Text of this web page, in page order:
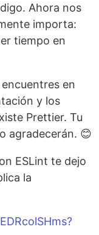
Ahora nos
importa:
tiempo en
en
y los
Prettier. Tu
agradecerán. 😊
ESLint te dejo
la